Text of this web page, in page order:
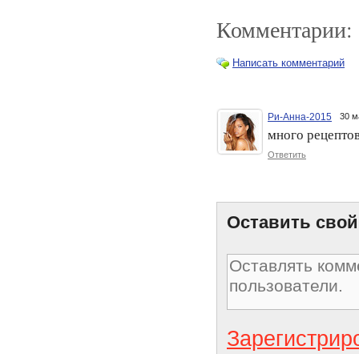
Деревянная ванна –
полезное новшество!
Комментарии:
Написать комментарий
Ри-Анна-2015 30
много
Ответить
Оставить